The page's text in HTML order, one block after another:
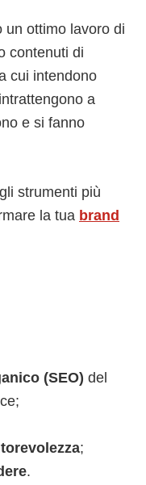
un ottimo lavoro di
contenuti di
cui intendono
a
e si fanno
strumenti più
la tua brand
(SEO) del
;
.